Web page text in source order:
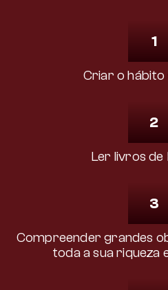
1
Criar o hábito
2
Ler livros de
3
Compreender grandes
toda a sua riqueza